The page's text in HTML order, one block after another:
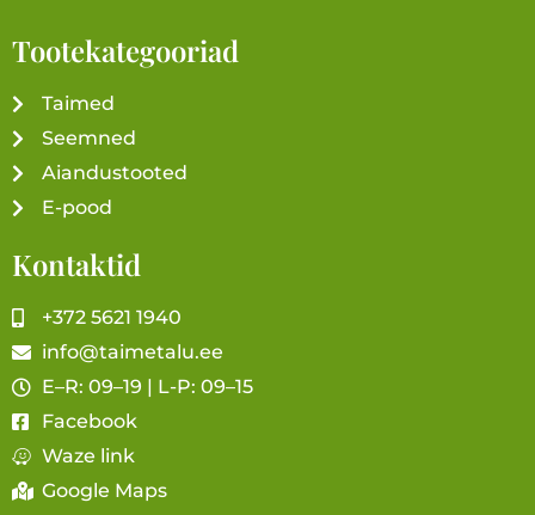
Tootekategooriad
Taimed
Seemned
Aiandustooted
E-pood
Kontaktid
+372 5621 1940
info@taimetalu.ee
E–R: 09–19 | L-P: 09–15
Facebook
Waze link
Google Maps